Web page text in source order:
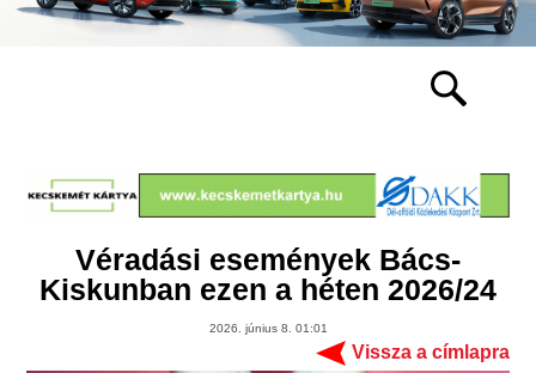
Véradási események Bács-
Kiskunban ezen a héten 2026/24
2026. június 8. 01:01
Vissza a címlapra